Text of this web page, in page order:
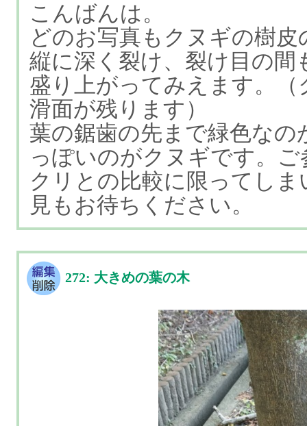
こんばんは。
どのお写真もクヌギの樹
縦に深く裂け、裂け目の間
盛り上がってみえます。
滑面が残ります）
葉の鋸歯の先まで緑色な
っぽいのがクヌギです。ご
クリとの比較に限ってし
見もお待ちください。
272: 大きめの葉の木